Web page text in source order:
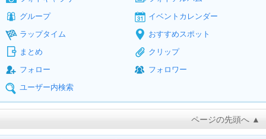
グループ
イベントカレンダー
ラップタイム
おすすめスポット
まとめ
クリップ
フォロー
フォロワー
ユーザー内検索
ページの先頭へ ▲